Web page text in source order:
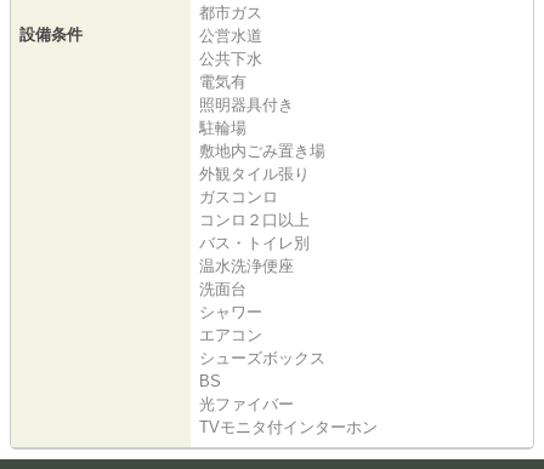
設備条件
都市ガス
公営水道
公共下水
電気有
照明器具付き
駐輪場
敷地内ごみ置き場
外観タイル張り
ガスコンロ
コンロ２口以上
バス・トイレ別
温水洗浄便座
洗面台
シャワー
エアコン
シューズボックス
BS
光ファイバー
TVモニタ付インターホン